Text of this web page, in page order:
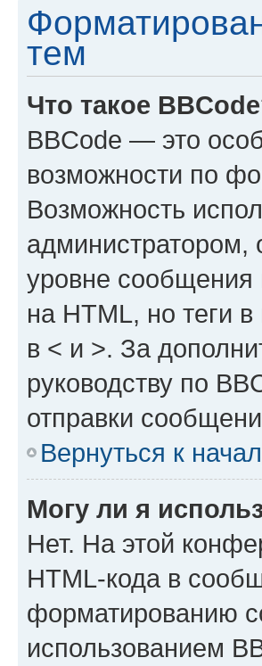
тем
Что такое
BBCode — это
возможности по
Возможность
администратором,
уровне сообщения
на HTML, но теги
в < и >. За
руководству по
отправки
Вернуться к
Могу ли я
Нет. На этой
HTML-кода в
форматированию
использованием